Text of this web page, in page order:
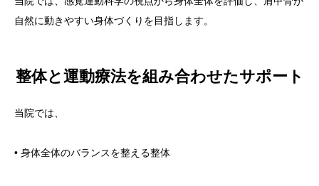
自然に動きやすい身体づくりを目指します。
整体と運動療法を組み合わせたサポート
当院では、
• 身体全体のバランスを整える整体